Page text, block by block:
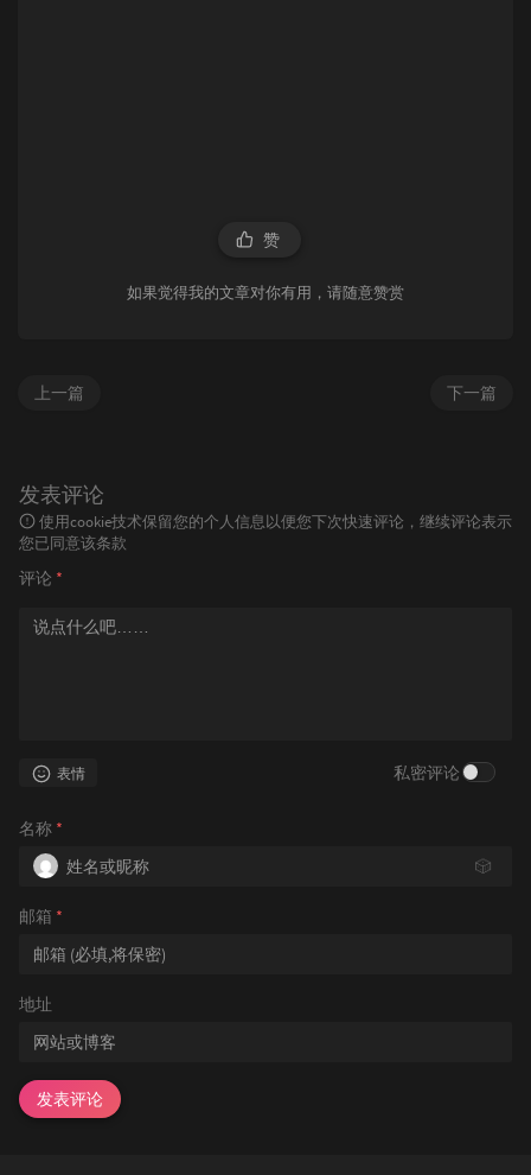
赞
如果觉得我的文章对你有用，请随意赞赏
下一篇
上一篇
发表评论
使用cookie技术保留您的个人信息以便您下次快速评论，继续评论表示
您已同意该条款
评论 *
表情 私密评论
名称 *
🎲
邮箱 *
地址
发表评论